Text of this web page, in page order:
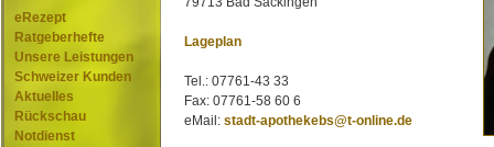
eRezept
Ratgeberhefte
Unsere Leistungen
Schweizer Kunden
Aktuelles
Rückschau
Notdienst
Lageplan
Tel.: 07761-43 33
Fax: 07761-58 60 6
eMail: stadt-apothekebs@t-online.de